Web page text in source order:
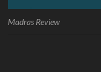
Madras Review